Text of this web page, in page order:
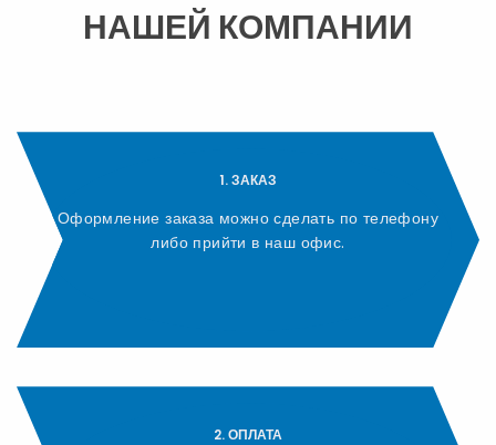
НАШЕЙ КОМПАНИИ
1. ЗАКАЗ
Оформление заказа можно сделать по телефону
либо прийти в наш офис.
2. ОПЛАТА